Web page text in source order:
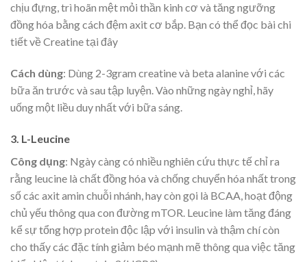
chịu đựng, trì hoãn mệt mỏi thần kinh cơ và tăng ngưỡng
đồng hóa bằng cách đệm axit cơ bắp. Bạn có thể đọc bài chi
tiết về Creatine tại đây
Cách dùng: Dùng 2-3gram creatine và beta alanine với các
bữa ăn trước và sau tập luyện. Vào những ngày nghỉ, hãy
uống một liều duy nhất với bữa sáng.
3. L-Leucine
Công dụng: Ngày càng có nhiều nghiên cứu thực tế chỉ ra
rằng leucine là chất đồng hóa và chống chuyển hóa nhất trong
số các axit amin chuỗi nhánh, hay còn gọi là BCAA, hoạt động
chủ yếu thông qua con đường mTOR. Leucine làm tăng đáng
kể sự tổng hợp protein độc lập với insulin và thậm chí còn
cho thấy các đặc tính giảm béo mạnh mẽ thông qua việc tăng